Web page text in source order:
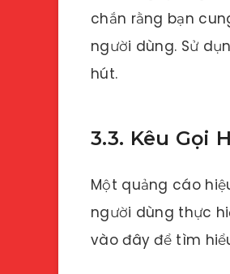
chắn rằng bạn
người dùng. Sử
hút.
3.3. Kêu Gọi
Một quảng cáo
người dùng thực
vào đây để tìm